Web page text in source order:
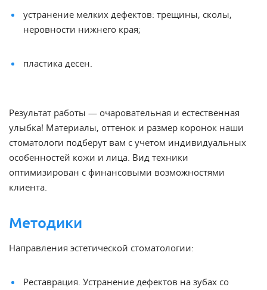
устранение мелких дефектов: трещины, сколы,
неровности нижнего края;
пластика десен.
Результат работы — очаровательная и естественная
улыбка! Материалы, оттенок и размер коронок наши
стоматологи подберут вам с учетом индивидуальных
особенностей кожи и лица. Вид техники
оптимизирован с финансовыми возможностями
клиента.
Методики
Направления эстетической стоматологии:
Реставрация. Устранение дефектов на зубах со